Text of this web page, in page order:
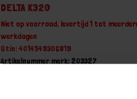
DELTA K320
Niet op voorraad, levertijd 1 tot
werkdagen
Gtin: 4014549306819
Artikelnummer merk: 203327